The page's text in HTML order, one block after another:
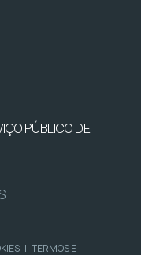
PÚBLICO DE
| TERMOS E